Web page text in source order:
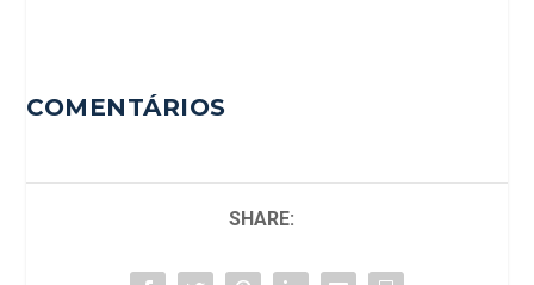
COMENTÁRIOS
SHARE: